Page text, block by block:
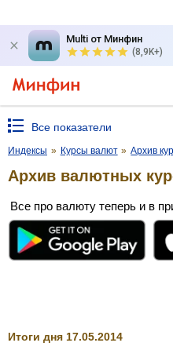
Multi от Минфин
(8,9K+)
Все показатели
Индексы » Курсы валют » Архив
Архив валютных
Все про валюту теперь и в
Итоги дня 17.05.2014